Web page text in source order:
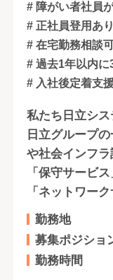
# 障がい者社員
# 正社員登用あ
# 在宅勤務相談
# 過去1年以内
# 入社後定着支
私たち日立シス
日立グループ
や社会インフラ
「保守サービ
「ネットワー
勤務地
募集ポジショ
勤務時間